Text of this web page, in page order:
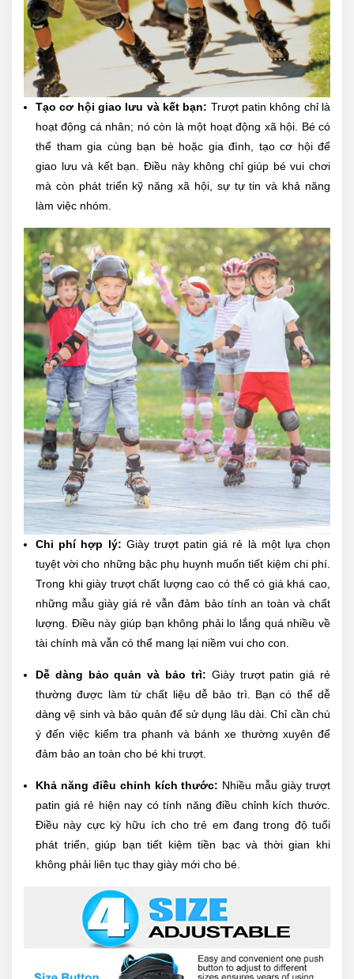
Tạo cơ hội giao lưu và kết bạn: Trượt patin không chỉ là
hoạt động cá nhân; nó còn là một hoạt động xã hội. Bé có
thể tham gia cùng bạn bè hoặc gia đình, tạo cơ hội để
giao lưu và kết bạn. Điều này không chỉ giúp bé vui chơi
mà còn phát triển kỹ năng xã hội, sự tự tin và khả năng
làm việc nhóm.
Chi phí hợp lý: Giày trượt patin giá rẻ là một lựa chọn
tuyệt vời cho những bậc phụ huynh muốn tiết kiệm chi phí.
Trong khi giày trượt chất lượng cao có thể có giá khá cao,
những mẫu giày giá rẻ vẫn đảm bảo tính an toàn và chất
lượng. Điều này giúp bạn không phải lo lắng quá nhiều về
tài chính mà vẫn có thể mang lại niềm vui cho con.
Dễ dàng bảo quản và bảo trì: Giày trượt patin giá rẻ
thường được làm từ chất liệu dễ bảo trì. Bạn có thể dễ
dàng vệ sinh và bảo quản để sử dụng lâu dài. Chỉ cần chú
ý đến việc kiểm tra phanh và bánh xe thường xuyên để
đảm bảo an toàn cho bé khi trượt.
Khả năng điều chỉnh kích thước: Nhiều mẫu giày trượt
patin giá rẻ hiện nay có tính năng điều chỉnh kích thước.
Điều này cực kỳ hữu ích cho trẻ em đang trong độ tuổi
phát triển, giúp bạn tiết kiệm tiền bạc và thời gian khi
không phải liên tục thay giày mới cho bé.